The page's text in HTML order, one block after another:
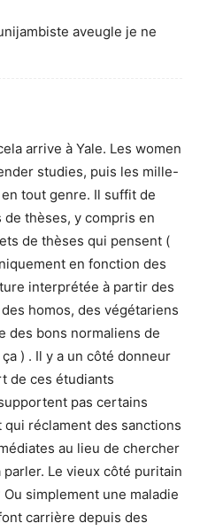
aveugle je ne
arrive à Yale. Les women
studies, puis les mille-
tout genre. Il suffit de
thèses, y compris en
de thèses qui pensent (
en fonction des
interprétée à partir des
homos, des végétariens
des bons normaliens de
) . Il y a un côté donneur
de ces étudiants
pas certains
réclament des sanctions
au lieu de chercher
Le vieux côté puritain
simplement une maladie
carrière depuis des